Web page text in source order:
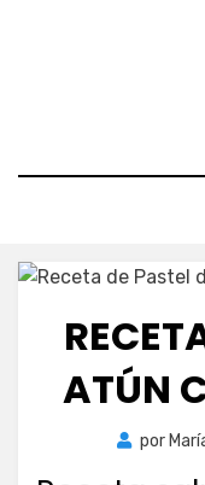
ATÚN
por